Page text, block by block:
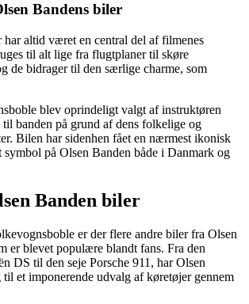
Bandens biler
har altid været en central del af filmenes
til alt lige fra flugtplaner til skøre
de bidrager til den særlige charme, som
blev oprindeligt valgt af instruktøren
til banden på grund af dens folkelige og
Bilen har sidenhen fået en nærmest ikonisk
symbol på Olsen Banden både i Danmark og
Banden biler
er der flere andre biler fra Olsen
er blevet populære blandt fans. Fra den
DS til den seje Porsche 911, har Olsen
til et imponerende udvalg af køretøjer gennem